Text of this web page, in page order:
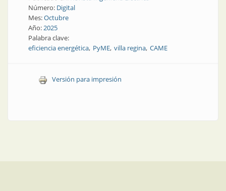
Número: Digital
Mes:Octubre
Año:2025
Palabra clave:
eficiencia energética PyME villa regina CAME
Versión para impresión